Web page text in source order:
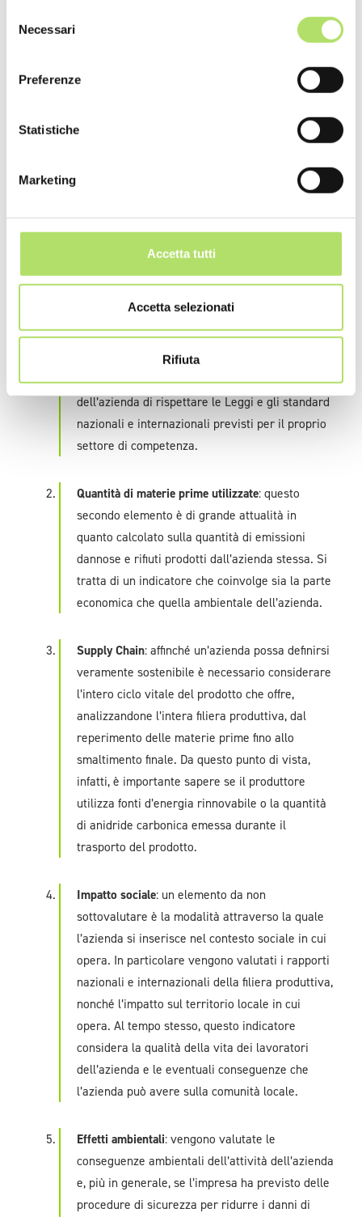
delNecessari
Preferenze
Statistiche
Marketing
Accetta tutti
Accetta selezionati
Rifiuta
relazione ai problemi ambientali e, per questo,
esemplificativo, un indicatore descrittivo è
sostenibilità totale dell’azienda, come - ad
Secondo uno studio condotto dalla rivista GreenTire, in
collaborazione con l’Università Bocconi di Milano , per
misurare la sostenibilità della propria azienda possono
Conformità alla normativa vigente
elemento da considerare è la capacità
dell’azienda di rispettare le Leggi e gli standard
nazionali e internazionali previsti per il proprio
settore di competenza.
Quantità di materie prime utilizzate: questo
secondo elemento è di grande attualità in
quanto calcolato sulla quantità di emissioni
dannose e rifiuti prodotti dall’azienda stessa. Si
tratta di un indicatore che coinvolge sia la parte
economica che quella ambientale dell’azienda.
Supply Chain: affinché un’azienda possa definirsi
veramente sostenibile è necessario considerare
l’intero ciclo vitale del prodotto che offre,
analizzandone l’intera filiera produttiva, dal
reperimento delle materie prime fino allo
smaltimento finale. Da questo punto di vista,
infatti, è importante sapere se il produttore
utilizza fonti d’energia rinnovabile o la quantità
di anidride carbonica emessa durante il
trasporto del prodotto.
Impatto sociale: un elemento da non
sottovalutare è la modalità attraverso la quale
l’azienda si inserisce nel contesto sociale in cui
opera. In particolare vengono valutati i rapporti
nazionali e internazionali della filiera produttiva,
nonché l’impatto sul territorio locale in cui
opera. Al tempo stesso, questo indicatore
considera la qualità della vita dei lavoratori
dell’azienda e le eventuali conseguenze che
l’azienda può avere sulla comunità locale.
Effetti ambientali: vengono valutate le
conseguenze ambientali dell’attività dell’azienda
e, più in generale, se l’impresa ha previsto delle
procedure di sicurezza per ridurre i danni di